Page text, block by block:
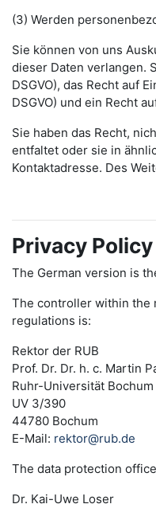
(3) Werden
Sie können von uns
dieser Daten verlangen.
DSGVO), das Recht auf
DSGVO) und ein Recht
Sie haben das Recht,
entfaltet oder sie in
Kontaktadresse. Des
Privacy
The German version is
The controller within the
regulations is:
Rektor der RUB
Prof. Dr. Dr. h. c. Martin
Ruhr-Universität Bochum
UV 3/390
44780 Bochum
E-Mail: rektor@rub.de
The data protection
Dr. Kai-Uwe Loser